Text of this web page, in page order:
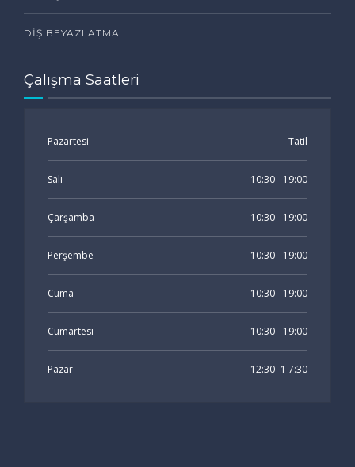
DIŞ BEYAZLATMA
Çalışma Saatleri
Pazartesi Tatil
Salı 10:30 - 19:00
Çarşamba 10:30 - 19:00
Perşembe 10:30 - 19:00
Cuma 10:30 - 19:00
Cumartesi 10:30 - 19:00
Pazar 12:30 -1 7:30